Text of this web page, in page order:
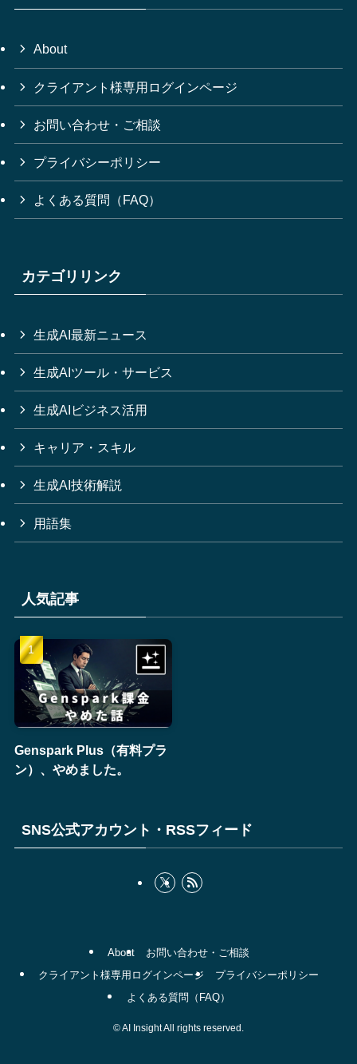
About
クライアント様専用ログインページ
お問い合わせ・ご相談
プライバシーポリシー
よくある質問（FAQ）
カテゴリリンク
生成AI最新ニュース
生成AIツール・サービス
生成AIビジネス活用
キャリア・スキル
生成AI技術解説
用語集
人気記事
Genspark Plus（有料プラ
ン）、やめました。
SNS公式アカウント・RSSフィード
About
お問い合わせ・ご相談
クライアント様専用ログインページ
プライバシーポリシー
よくある質問（FAQ）
©AI Insight All rights reserved.